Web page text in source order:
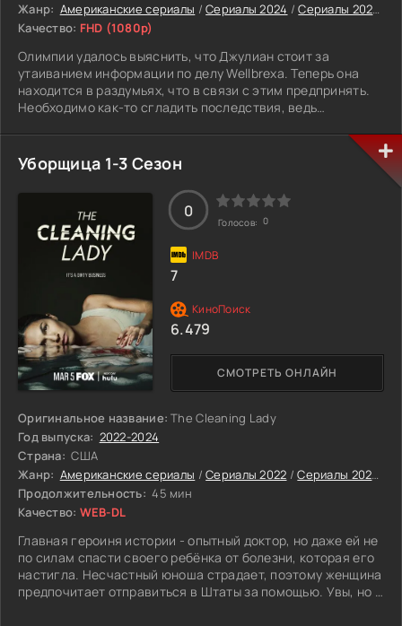
Жанр: Американские сериалы /Сериалы 2024 /Сериалы 2025
Качество: FHD (1080p)
Олимпии удалось выяснить, что Джулиан стоит за
утаиванием информации по делу Wellbrexa. Теперь она
находится в раздумьях, что в связи с этим предпринять.
Необходимо как-то сгладить последствия, ведь
материалах – серьезный урон репутации. От решения
зависит будущее всех в «Джейкобсон Мур».
Мэдлин Кингстон, пришедшая в компанию под
псевдонимом Мэтти, стала относиться лучше к мисс
Лоуренс. Их дружба каждый раз проходит испытания,
когда приходится проводить все более тяжелые
расследования.
О возвращении Мэтти на почетную пенсию не может идти
речи, ведь это не только личное горе от смерти дочери, но
и стремление восстановить справедливость.
Нерешенным остается вопрос, связанный с отцовством
Альфи, что доставляет адвокату дополнительные
проблемы. Сложившиеся непростые отношения
подрывает появление Евы, начальницы главного офиса в
Майями. Она – еще одна бывшая супруга Старшего, и
теперь все хотят добиться ее благосклонности…
Уборщица 1-3 Сезон
Оригинальное название: The Cleaning Lady
Год выпуска: 2022-2024
Страна: США
Жанр: Американские сериалы /Сериалы 2022 /Сериалы 2023
Продолжительность: 45 мин
Качество: WEB-DL
Главная героиня истории - опытный доктор, но даже ей не
по силам спасти своего ребёнка от болезни, которая его
настигла. Несчастный юноша страдает, поэтому женщина
предпочитает отправиться в Штаты за помощью. Увы, но и
СМОТРЕТЬ ОНЛАЙН
0
Голосов: 0
7
6.479